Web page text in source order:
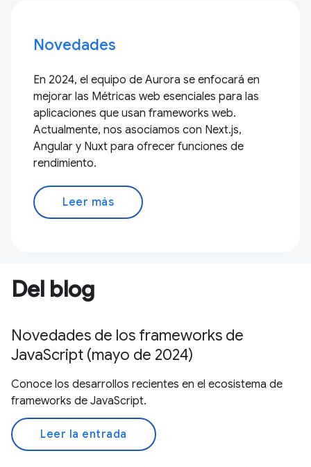
Novedades
En 2024, el equipo de Aurora se enfocará en
mejorar las Métricas web esenciales para las
aplicaciones que usan frameworks web.
Actualmente, nos asociamos con Next.js,
Angular y Nuxt para ofrecer funciones de
rendimiento.
Leer más
Del blog
Novedades de los frameworks de
JavaScript (mayo de 2024)
Conoce los desarrollos recientes en el ecosistema de
frameworks de JavaScript.
Leer la entrada